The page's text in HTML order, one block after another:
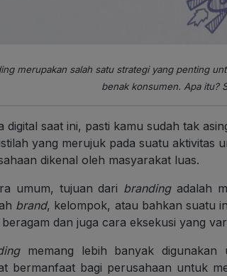
merupakan salah satu strategi yang penting
benak konsumen. Apa itu?
digital saat ini, pasti kamu sudah tak
yang merujuk pada suatu aktivitas
dikenal oleh masyarakat luas.
umum, tujuan dari brandingadalah
brand, kelompok, atau bahkan suatu
dan juga cara eksekusi yang
memang lebih banyak digunakan
bermanfaat bagi perusahaan untuk